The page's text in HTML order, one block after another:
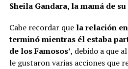
Sheila Gandara, la mamá de
Cabe recordar que la relación
terminó mientras él estaba
de los Famosos’, debido a que
le gustaron varias acciones que